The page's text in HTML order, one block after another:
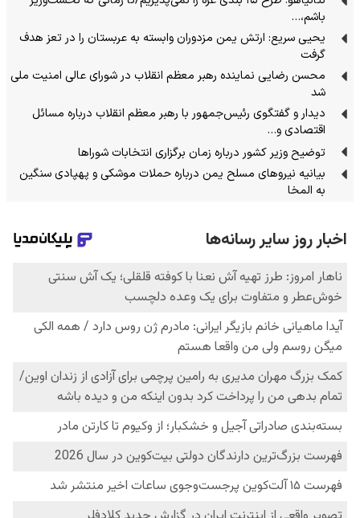
باشم،…
یحیی سریع: ارتش یمن مزدوران وابسته به عربستان را در تعز هدف
گرفت
محسن رضایی نماینده رهبر معظم انقلاب در شورای عالی امنیت ملی
شد
دیدار و گفتگوی رئیس‌جمهور با رهبر معظم انقلاب درباره مسائل
اقتصادی و…
توضیح وزیر کشور درباره زمان برگزاری انتخابات شوراها
بیانیه نیروهای مسلح یمن درباره حملات موشکی و پهپادی سنگین
به المخا